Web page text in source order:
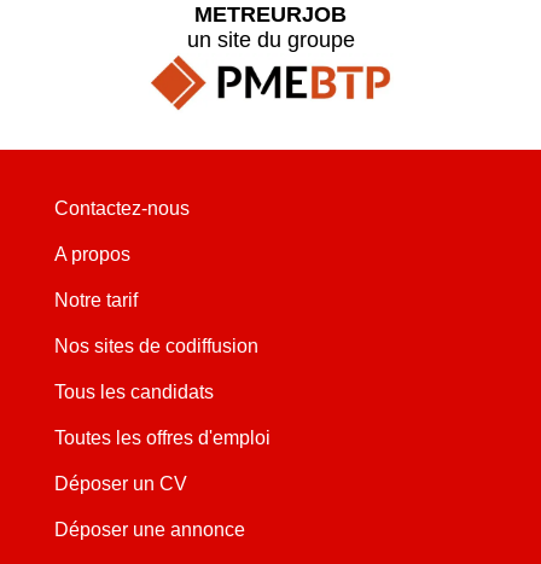
METREURJOB
un site du groupe
Contactez-nous
A propos
Notre tarif
Nos sites de codiffusion
Tous les candidats
Toutes les offres d'emploi
Déposer un CV
Déposer une annonce